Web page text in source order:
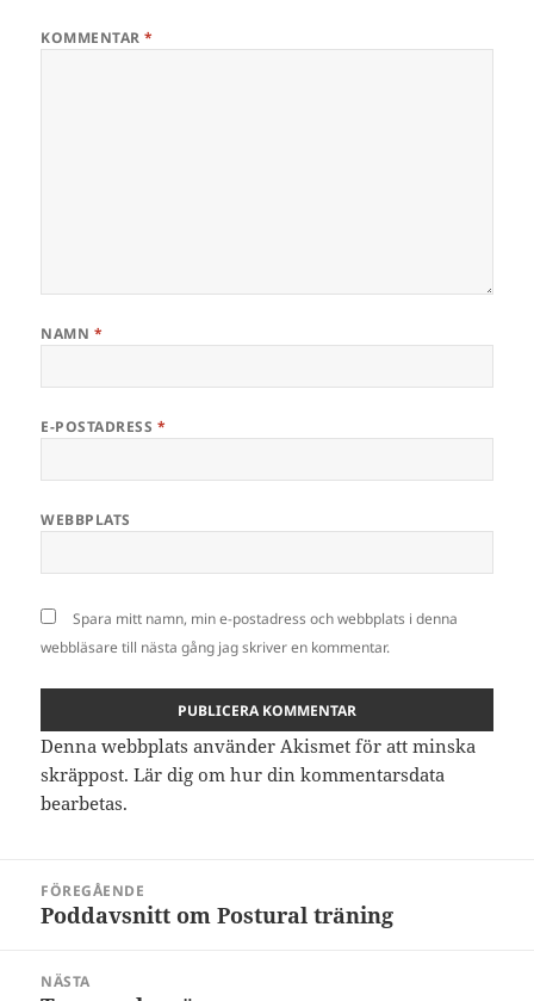
KOMMENTAR*
NAMN *
E-POSTADRESS *
WEBBPLATS
Spara mitt namn, min e-postadress och webbplats i denna
webbläsare till nästa gång jag skriver en kommentar.
Denna webbplats använder Akismet för att minska
skräppost.Lär dig om hur din kommentarsdata
bearbetas.
FÖREGÅENDE
Föregående
Poddavsnitt om Postural träning
NÄSTA